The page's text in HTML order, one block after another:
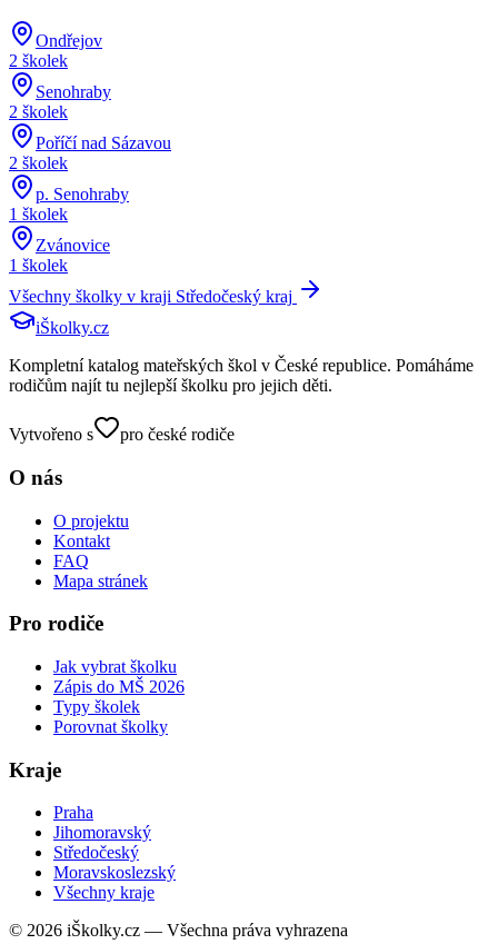
Ondřejov
2 školek
Senohraby
2 školek
Poříčí nad Sázavou
2 školek
p. Senohraby
1 školek
Zvánovice
1 školek
Všechny školky v kraji Středočeský kraj
iŠkolky.cz
Kompletní katalog mateřských škol v České republice. Pomáháme
rodičům najít tu nejlepší školku pro jejich děti.
Vytvořeno s pro české rodiče
O nás
O projektu
Kontakt
FAQ
Mapa stránek
Pro rodiče
Jak vybrat školku
Zápis do MŠ 2026
Typy školek
Porovnat školky
Kraje
Praha
Jihomoravský
Středočeský
Moravskoslezský
Všechny kraje
© 2026 iŠkolky.cz — Všechna práva vyhrazena